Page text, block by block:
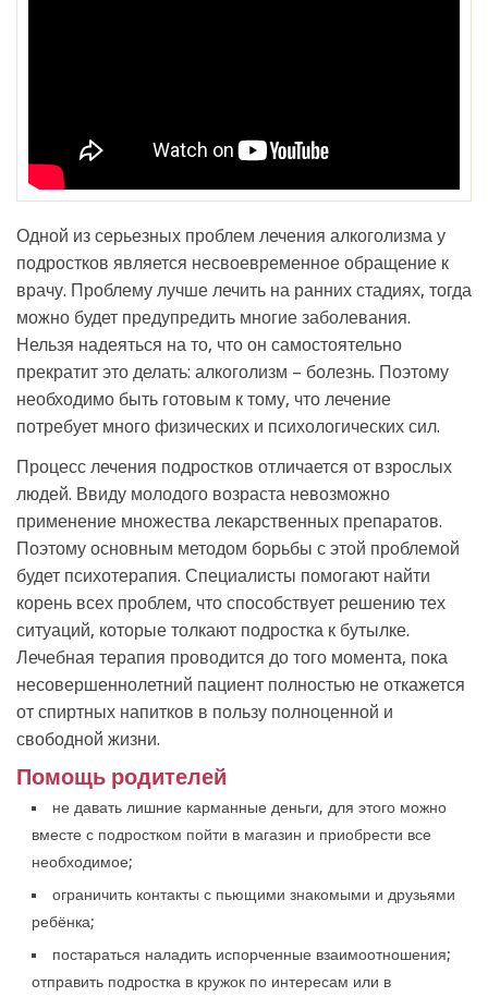
Одной из серьезных проблем лечения алкоголизма у
подростков является несвоевременное обращение к
врачу. Проблему лучше лечить на ранних стадиях, тогда
можно будет предупредить многие заболевания.
Нельзя надеяться на то, что он самостоятельно
прекратит это делать: алкоголизм – болезнь. Поэтому
необходимо быть готовым к тому, что лечение
потребует много физических и психологических сил.
Процесс лечения подростков отличается от взрослых
людей. Ввиду молодого возраста невозможно
применение множества лекарственных препаратов.
Поэтому основным методом борьбы с этой проблемой
будет психотерапия. Специалисты помогают найти
корень всех проблем, что способствует решению тех
ситуаций, которые толкают подростка к бутылке.
Лечебная терапия проводится до того момента, пока
несовершеннолетний пациент полностью не откажется
от спиртных напитков в пользу полноценной и
свободной жизни.
Помощь родителей
не давать лишние карманные деньги, для этого можно
вместе с подростком пойти в магазин и приобрести все
необходимое;
ограничить контакты с пьющими знакомыми и друзьями
ребёнка;
постараться наладить испорченные взаимоотношения;
отправить подростка в кружок по интересам или в